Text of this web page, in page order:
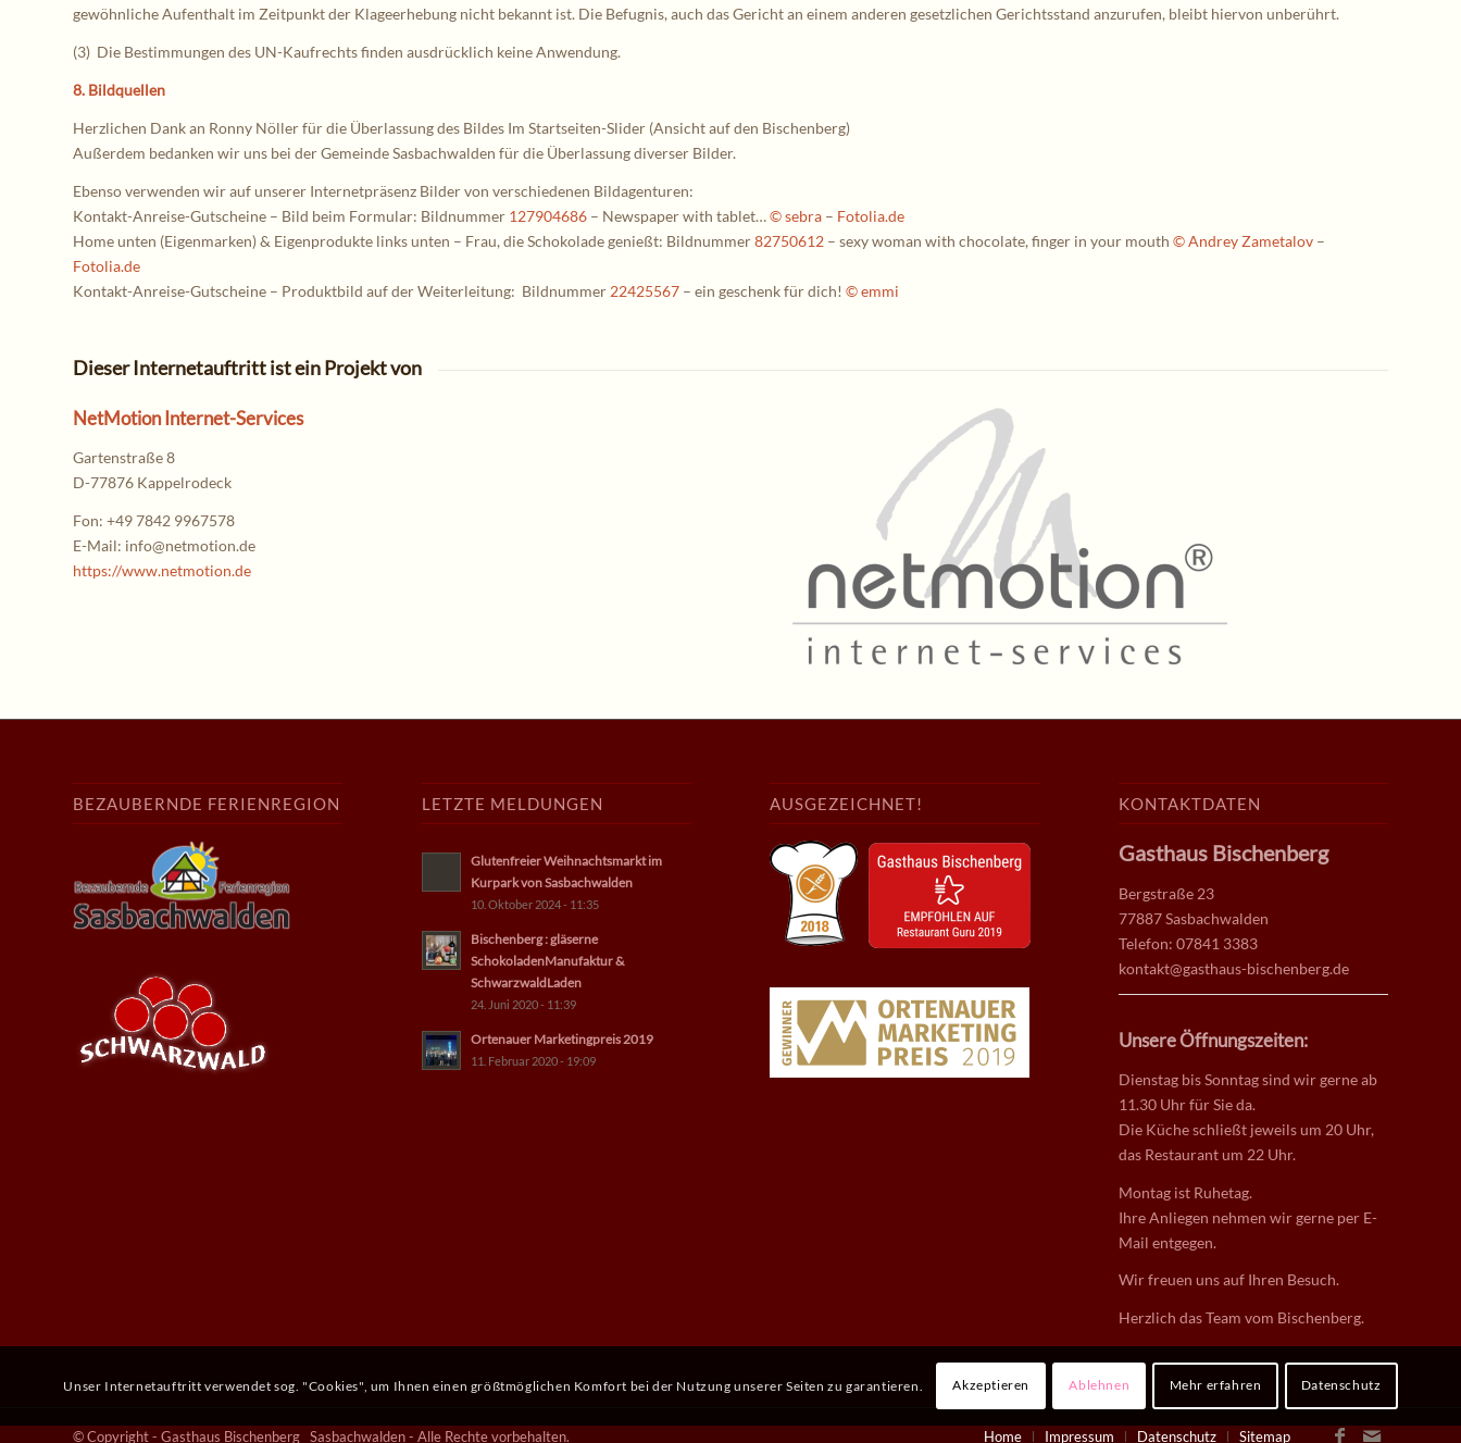
gewöhnliche Aufenthalt im Zeitpunkt der Klageerhebung nicht bekannt ist. Die Befugnis, auch das Gericht an einem anderen gesetzlichen Gerichtsstand anzurufen, bleibt hiervon unberührt.
(3) Die Bestimmungen des UN-Kaufrechts finden ausdrücklich keine Anwendung.
8. Bildquellen
Herzlichen Dank an Ronny Nöller für die Überlassung des Bildes Im Startseiten-Slider (Ansicht auf den Bischenberg)
Außerdem bedanken wir uns bei der Gemeinde Sasbachwalden für die Überlassung diverser Bilder.
Ebenso verwenden wir auf unserer Internetpräsenz Bilder von verschiedenen Bildagenturen:
Kontakt-Anreise-Gutscheine – Bild beim Formular: Bildnummer 127904686 – Newspaper with tablet…© sebra – Fotolia.de
Home unten (Eigenmarken) & Eigenprodukte links unten – Frau, die Schokolade genießt: Bildnummer82750612 – sexy woman with chocolate, finger in your mouth © Andrey Zametalov –
Fotolia.de
Kontakt-Anreise-Gutscheine – Produktbild auf der Weiterleitung: Bildnummer 22425567 – ein geschenk für dich! © emmi
Dieser Internetauftritt ist ein Projekt von
NetMotion Internet-Services
Gartenstraße 8
D-77876 Kappelrodeck
Fon: +49 7842 9967578
E-Mail: info@netmotion.de
https://www.netmotion.de
BEZAUBERNDE FERIENREGION LETZTE MELDUNGEN
Glutenfreier Weihnachtsmarkt im
Kurpark von Sasbachwalden
10. Oktober 2024 - 11:35
Bischenberg : gläserne
SchokoladenManufaktur &
SchwarzwaldLaden
24. Juni 2020 - 11:39
Ortenauer Marketingpreis 2019
11. Februar 2020 - 19:09
AUSGEZEICHNET! KONTAKTDATEN
Gasthaus Bischenberg
Bergstraße 23
77887 Sasbachwalden
Telefon: 07841 3383
kontakt@gasthaus-bischenberg.de
Unsere Öffnungszeiten:
Dienstag bis Sonntag sind wir gerne ab
11.30 Uhr für Sie da.
Die Küche schließt jeweils um 20 Uhr,
das Restaurant um 22 Uhr.
Montag ist Ruhetag.
Ihre Anliegen nehmen wir gerne per E-
Mail entgegen.
Wir freuen uns auf Ihren Besuch.
Herzlich das Team vom Bischenberg.
© Copyright - Gasthaus Bischenberg Sasbachwalden - Alle Rechte vorbehalten. Home Impressum Datenschutz Sitemap
Unser Internetauftritt verwendet sog. "Cookies", um Ihnen einen größtmöglichen Komfort bei der Nutzung unserer Seiten zu garantieren. Akzeptieren Ablehnen Mehr erfahren Datenschutz